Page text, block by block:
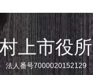
村上市役所
法人番号7000020152129